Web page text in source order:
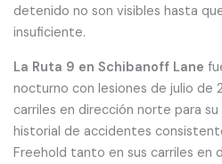
detenido no son visibles hasta
insuficiente.
La Ruta 9 en Schibanoff Lane
nocturno con lesiones de julio de
carriles en dirección norte para
historial de accidentes
Freehold tanto en sus carriles en